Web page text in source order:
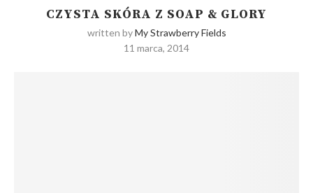
CZYSTA SKÓRA Z SOAP & GLORY
written byMy Strawberry Fields
11 marca, 2014